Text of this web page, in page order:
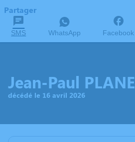
Partager
SMS WhatsApp Facebook
Jean-Paul
décédé le 16 avril 2026